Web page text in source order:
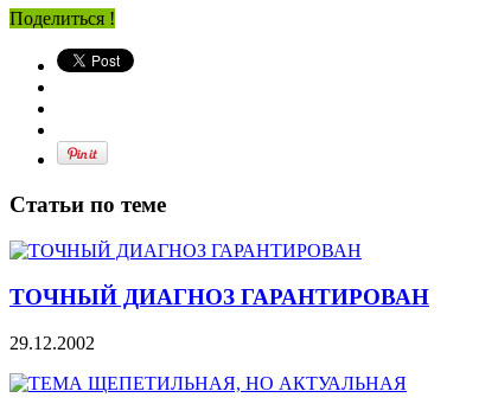
Поделиться !
Статьи по теме
ТОЧНЫЙ ДИАГНОЗ ГАРАНТИРОВАН
29.12.2002